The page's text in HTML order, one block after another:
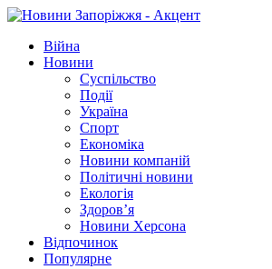
Війна
Новини
Суспільство
Події
Україна
Спорт
Економіка
Новини компаній
Політичні новини
Екологія
Здоров’я
Новини Херсона
Відпочинок
Популярне